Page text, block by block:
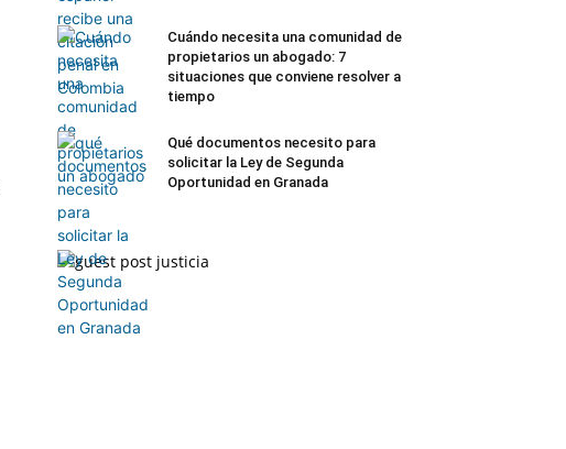
Cuándo necesita una comunidad de
propietarios un abogado: 7
situaciones que conviene resolver a
tiempo
Qué documentos necesito para
solicitar la Ley de Segunda
Oportunidad en Granada